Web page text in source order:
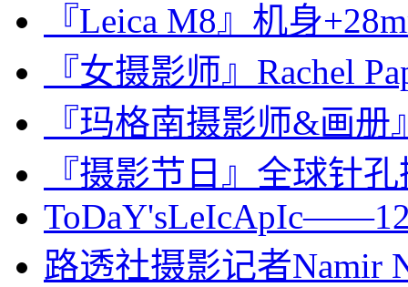
『Leica M8』机身
『女摄影师』Rachel
『玛格南摄影师&画册
『摄影节日』全球针
路透社摄影记者Namir